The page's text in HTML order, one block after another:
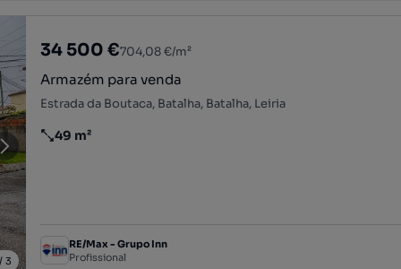
3
34 500 €704,08 €/m²
Armazém para venda
Estrada da Boutaca, Batalha, Batalha, Leiria
Preço por metro quadrado
49 m²
RE/Max - Grupo Inn
Profissional